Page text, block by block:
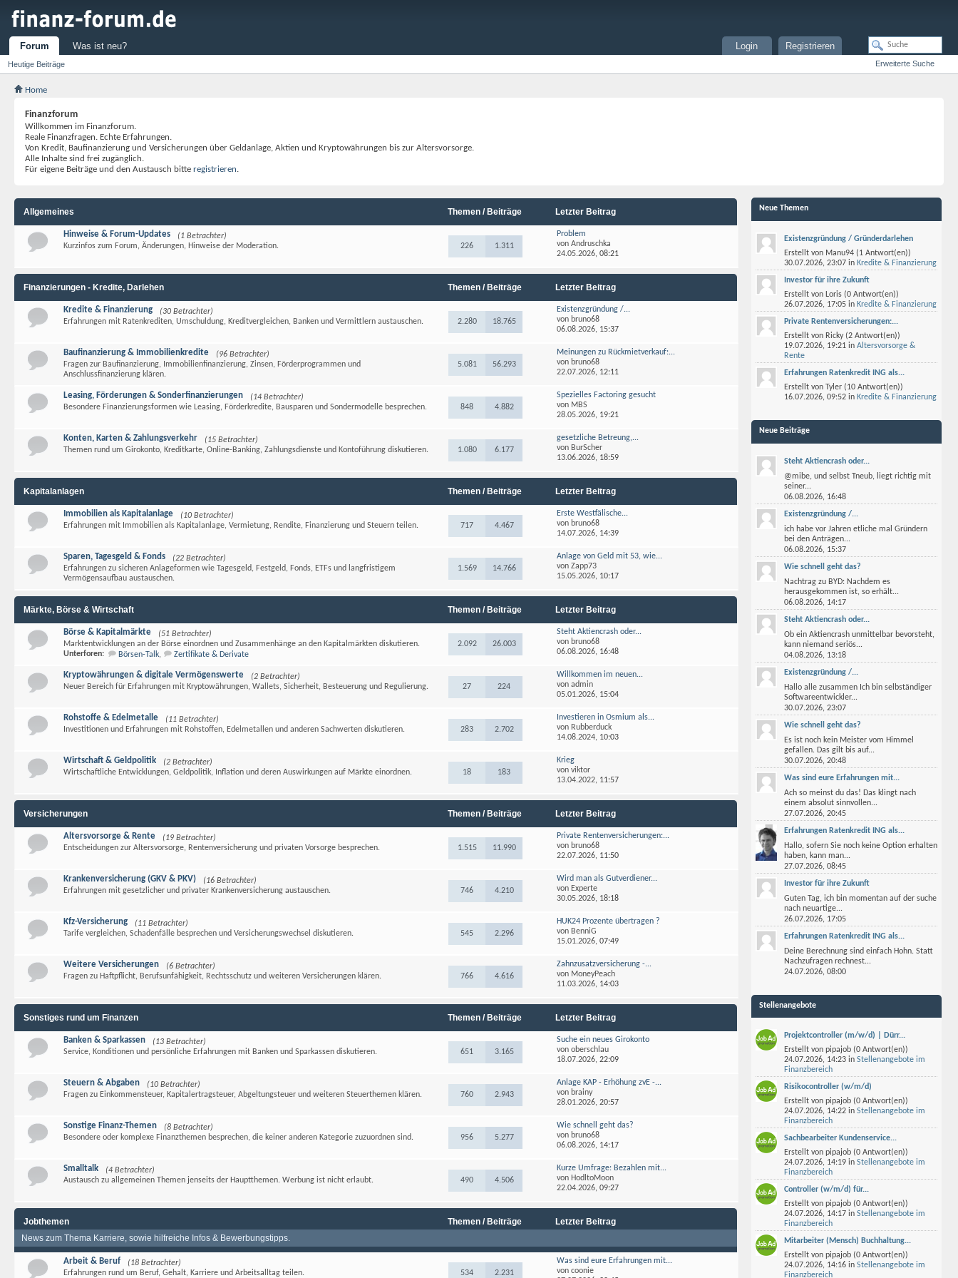
Forum
Heutige Beiträge
Was ist neu? Registrieren
Login
Erweiterte Suche
Home
Finanzforum
Willkommen im Finanzforum.
Reale Finanzfragen. Echte Erfahrungen.
Von Kredit, Baufinanzierung und Versicherungen über Geldanlage, Aktien und Kryptowährungen bis zur Altersvorsorge.
Alle Inhalte sind frei zugänglich.
Für eigene Beiträge und den Austausch bitte registrieren.
Allgemeines Themen / Beiträge Letzter Beitrag
Hinweise & Forum-Updates
(1 Betrachter)
Kurzinfos zum Forum, Änderungen, Hinweise der Moderation.
226 1.311
Problem
vonAndruschka
24.05.2026,08:21
Finanzierungen - Kredite, Darlehen Themen / Beiträge Letzter Beitrag
Kredite & Finanzierung
(30 Betrachter)
Erfahrungen mit Ratenkrediten, Umschuldung, Kreditvergleichen, Banken und Vermittlern austauschen.
2.280 18.765
Existenzgründung /...
von bruno68
06.08.2026, 15:37
Baufinanzierung & Immobilienkredite
(96 Betrachter)
Fragen zur Baufinanzierung, Immobilienfinanzierung, Zinsen, Förderprogrammen und
Anschlussfinanzierung klären.
5.081 56.293
Meinungen zu Rückmietverkauf:...
von bruno68
22.07.2026, 12:11
Leasing, Förderungen & Sonderfinanzierungen
(14 Betrachter)
Besondere Finanzierungsformen wie Leasing, Förderkredite, Bausparen und Sondermodelle besprechen.
848 4.882
Spezielles Factoring gesucht
von MBS
28.05.2026, 19:21
Konten, Karten & Zahlungsverkehr
(15 Betrachter)
Themen rund um Girokonto, Kreditkarte, Online-Banking, Zahlungsdienste und Kontoführung diskutieren.
1.080 6.177
gesetzliche Betreung,...
von BurScher
13.06.2026, 18:59
Kapitalanlagen Themen / Beiträge Letzter Beitrag
Immobilien als Kapitalanlage
(10 Betrachter)
Erfahrungen mit Immobilien als Kapitalanlage, Vermietung, Rendite, Finanzierung und Steuern teilen.
717 4.467
Erste Westfälische...
von bruno68
14.07.2026, 14:39
Sparen, Tagesgeld & Fonds
(22 Betrachter)
Erfahrungen zu sicheren Anlageformen wie Tagesgeld, Festgeld, Fonds, ETFs und langfristigem
Vermögensaufbau austauschen.
1.569 14.766
Anlage von Geld mit 53, wie...
vonZapp73
15.05.2026, 10:17
Märkte, Börse & Wirtschaft Themen / Beiträge Letzter Beitrag
Börse & Kapitalmärkte
(51 Betrachter)
Marktentwicklungen an der Börse einordnen und Zusammenhänge an den Kapitalmärkten diskutieren.
Unterforen:
Börsen-Talk, Zertifikate & Derivate
2.092 26.003
Steht Aktiencrash oder...
von bruno68
06.08.2026, 16:48
Kryptowährungen & digitale Vermögenswerte
(2 Betrachter)
Neuer Bereich für Erfahrungen mit Kryptowährungen, Wallets, Sicherheit, Besteuerung und Regulierung.
27 224
Willkommen im neuen...
vonadmin
05.01.2026, 15:04
Rohstoffe & Edelmetalle
(11 Betrachter)
Investitionen und Erfahrungen mit Rohstoffen, Edelmetallen und anderen Sachwerten diskutieren.
283 2.702
Investieren in Osmium als...
von Rubberduck
14.08.2024, 10:03
Wirtschaft & Geldpolitik
(2 Betrachter)
Wirtschaftliche Entwicklungen, Geldpolitik, Inflation und deren Auswirkungen auf Märkte einordnen.
18 183
Krieg
vonviktor
13.04.2022, 11:57
Versicherungen Themen / Beiträge Letzter Beitrag
Altersvorsorge & Rente
(19 Betrachter)
Entscheidungen zur Altersvorsorge, Rentenversicherung und privaten Vorsorge besprechen.
1.515 11.990
Private Rentenversicherungen:...
von bruno68
22.07.2026, 11:50
Krankenversicherung (GKV & PKV)
(16 Betrachter)
Erfahrungen mit gesetzlicher und privater Krankenversicherung austauschen.
746 4.210
Wird man als Gutverdiener...
von Experte
30.05.2026, 18:18
Kfz-Versicherung
(11 Betrachter)
Tarife vergleichen, Schadenfälle besprechen und Versicherungswechsel diskutieren.
545 2.296
HUK24 Prozente übertragen ?
von BenniG
15.01.2026,07:49
Weitere Versicherungen
(6 Betrachter)
Fragen zu Haftpflicht, Berufsunfähigkeit, Rechtsschutz und weiteren Versicherungen klären.
766 4.616
Zahnzusatzversicherung -...
von MoneyPeach
11.03.2026, 14:03
Sonstiges rund um Finanzen Themen / Beiträge Letzter Beitrag
Banken & Sparkassen
(13 Betrachter)
Service, Konditionen und persönliche Erfahrungen mit Banken und Sparkassen diskutieren.
651 3.165
Suche ein neues Girokonto
vonoberschlau
18.07.2026,22:09
Steuern & Abgaben
(10 Betrachter)
Fragen zu Einkommensteuer, Kapitalertragsteuer, Abgeltungsteuer und weiteren Steuerthemen klären.
760 2.943
Anlage KAP - Erhöhung zvE -...
von brainy
28.01.2026,20:57
Sonstige Finanz-Themen
(8 Betrachter)
Besondere oder komplexe Finanzthemen besprechen, die keiner anderen Kategorie zuzuordnen sind.
956 5.277
Wie schnell geht das?
von bruno68
06.08.2026, 14:17
Smalltalk
(4 Betrachter)
Austausch zu allgemeinen Themen jenseits der Hauptthemen. Werbung ist nicht erlaubt.
490 4.506
Kurze Umfrage: Bezahlen mit...
von HodltoMoon
22.04.2026,09:27
Jobthemen Themen / Beiträge
Letzter Beitrag
News zum Thema Karriere, sowie hilfreiche Infos & Bewerbungstipps.
Arbeit & Beruf
(18 Betrachter)
Erfahrungen rund um Beruf, Gehalt, Karriere und Arbeitsalltag teilen.
534 2.231
Was sind eure Erfahrungen mit...
voncoonie
Neue Themen
Existenzgründung / Gründerdarlehen
Erstellt von Manu94 (1 Antwort(en))
30.07.2026, 23:07 in Kredite & Finanzierung
Investor für ihre Zukunft
Erstellt von Loris (0 Antwort(en))
26.07.2026, 17:05 in Kredite & Finanzierung
Private Rentenversicherungen:...
Erstellt von Ricky(2 Antwort(en))
19.07.2026, 19:21 in Altersvorsorge &
Rente
Erfahrungen Ratenkredit ING als...
Erstellt von Tyler (10 Antwort(en))
16.07.2026, 09:52 in Kredite & Finanzierung
Neue Beiträge
Steht Aktiencrash oder...
@mibe, und selbst Tneub, liegt richtig mit
seiner...
06.08.2026, 16:48
Existenzgründung /...
ich habe vor Jahren etliche mal Gründern
bei den Anträgen...
06.08.2026, 15:37
Wie schnell geht das?
Nachtrag zu BYD: Nachdem es
herausgekommen ist, so erhält...
06.08.2026, 14:17
Steht Aktiencrash oder...
Ob ein Aktiencrash unmittelbar bevorsteht,
kann niemand seriös...
04.08.2026, 13:18
Existenzgründung /...
Hallo alle zusammen Ich bin selbständiger
Softwareentwickler...
30.07.2026, 23:07
Wie schnell geht das?
Es ist noch kein Meister vom Himmel
gefallen. Das gilt bis auf...
30.07.2026, 20:48
Was sind eure Erfahrungen mit...
Ach so meinst du das! Das klingt nach
einem absolut sinnvollen...
27.07.2026, 20:45
Erfahrungen Ratenkredit ING als...
Hallo, sofern Sie noch keine Option erhalten
haben, kann man...
27.07.2026, 08:45
Investor für ihre Zukunft
Guten Tag, ich bin momentan auf der suche
nach neuartige...
26.07.2026, 17:05
Erfahrungen Ratenkredit ING als...
Deine Berechnung sind einfach Hohn. Statt
Nachzufragen rechnest...
24.07.2026, 08:00
Stellenangebote
Projektcontroller (m/w/d) | Dürr...
Erstellt von pipajob (0 Antwort(en))
24.07.2026, 14:23 in Stellenangebote im
Finanzbereich
Risikocontroller (w/m/d)
Erstellt von pipajob (0 Antwort(en))
24.07.2026, 14:22 in Stellenangebote im
Finanzbereich
Sachbearbeiter Kundenservice...
Erstellt von pipajob (0 Antwort(en))
24.07.2026, 14:19 in Stellenangebote im
Finanzbereich
Controller (w/m/d) für...
Erstellt von pipajob (0 Antwort(en))
24.07.2026, 14:17 in Stellenangebote im
Finanzbereich
Mitarbeiter (Mensch) Buchhaltung...
Erstellt von pipajob (0 Antwort(en))
24.07.2026, 14:16 in Stellenangebote im
Finanzbereich